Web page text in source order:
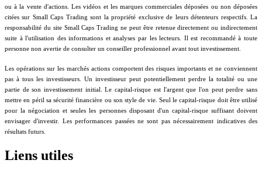
ou à la vente d'actions. Les vidéos et les marques commerciales déposées ou non déposées
citées sur Small Caps Trading sont la propriété exclusive de leurs détenteurs respectifs. La
responsabilité du site Small Caps Trading ne peut être retenue directement ou indirectement
suite à l'utilisation des informations et analyses par les lecteurs. Il est recommandé à toute
personne non avertie de consulter un conseiller professionnel avant tout investissement.
Les opérations sur les marchés actions comportent des risques importants et ne conviennent
pas à tous les investisseurs. Un investisseur peut potentiellement perdre la totalité ou une
partie de son investissement initial. Le capital-risque est l'argent que l'on peut perdre sans
mettre en péril sa sécurité financière ou son style de vie. Seul le capital-risque doit être utilisé
pour la négociation et seules les personnes disposant d'un capital-risque suffisant doivent
envisager d'investir. Les performances passées ne sont pas nécessairement indicatives des
résultats futurs.
Liens utiles